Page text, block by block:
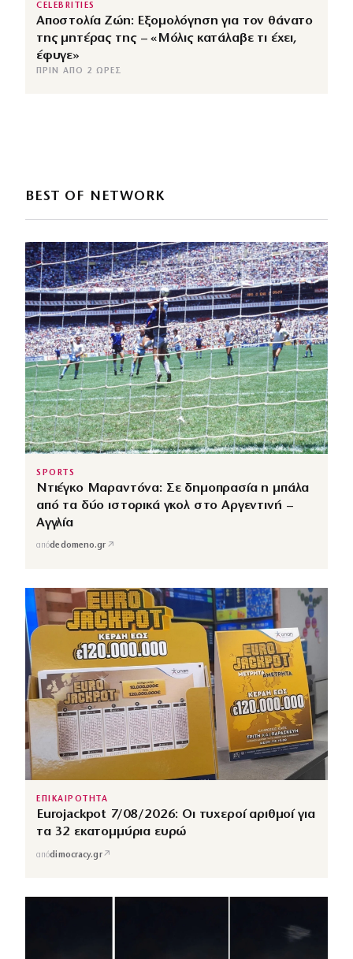
CELEBRITIES
Αποστολία Ζώη: Εξομολόγηση για τον θάνατο
της μητέρας της – «Μόλις κατάλαβε τι έχει,
έφυγε»
ΠΡΙΝ ΑΠΌ 2 ΏΡΕΣ
BEST OF NETWORK
SPORTS
Ντιέγκο Μαραντόνα: Σε δημοπρασία η μπάλα
από τα δύο ιστορικά γκολ στο Αργεντινή –
Αγγλία
απόdedomeno.gr ↗
ΕΠΙΚΑΙΡΟΤΗΤΑ
Eurojackpot 7/08/2026: Οι τυχεροί αριθμοί για
τα 32 εκατομμύρια ευρώ
απόdimocracy.gr↗